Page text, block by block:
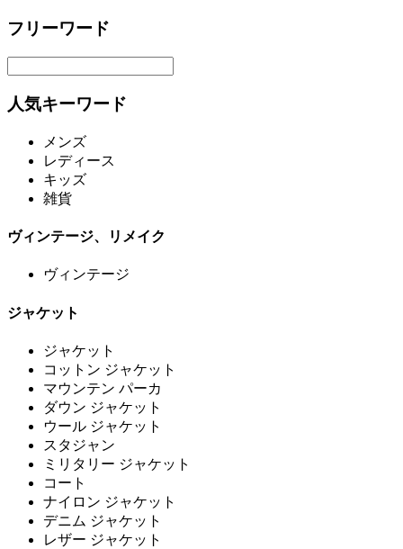
フリーワード
人気キーワード
メンズ
レディース
キッズ
雑貨
ヴィンテージ、リメイク
ヴィンテージ
ジャケット
ジャケット
コットン ジャケット
マウンテン パーカ
ダウン ジャケット
ウール ジャケット
スタジャン
ミリタリー ジャケット
コート
ナイロン ジャケット
デニム ジャケット
レザー ジャケット